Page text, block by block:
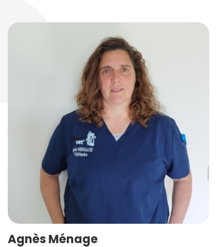
Agnès Ménage